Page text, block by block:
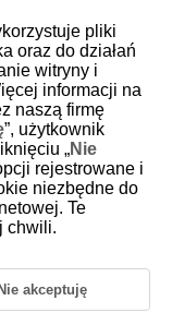
filmu zmniejsza
zapewnić
pliki
oraz do działań
witryny i
informacji na
naszą firmę
”, użytkownik
„Nie
rejestrowane i
niezbędne do
Te
chwili.
Nie akceptuję